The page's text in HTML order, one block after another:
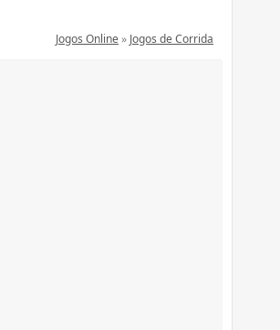
Jogos Online» Jogos de Corrida